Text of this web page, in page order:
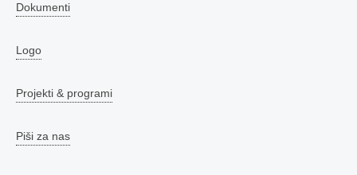
Dokumenti
Logo
Projekti & programi
Piši za nas